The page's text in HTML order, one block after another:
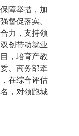
障举措，加
督促落实。
力，支持领
创带动就业
，培育产教
、商务部牵
在综合评估
，对领跑城